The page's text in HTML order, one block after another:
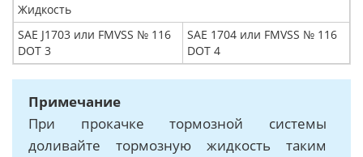
Жидкость
SAE J1703 или FMVSS № 116
DOT 3
SAE 1704 или FMVSS № 116
DOT 4
Примечание
При прокачке тормозной системы
доливайте тормозную жидкость таким